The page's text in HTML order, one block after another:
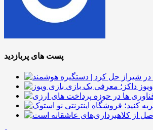
پست های پربازدید
ویوز داکز؛ معرفی یک بازی